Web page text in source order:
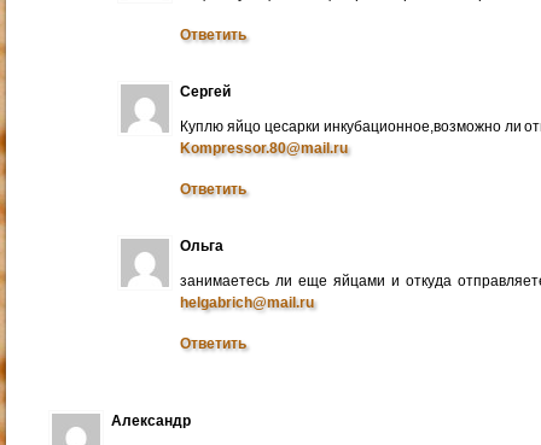
Ответить
Сергей
Куплю яйцо цесарки инкубационное,возможно ли
Kompressor.80@mail.ru
Ответить
Ольга
занимаетесь ли еще яйцами и откуда
helgabrich@mail.ru
Ответить
Александр